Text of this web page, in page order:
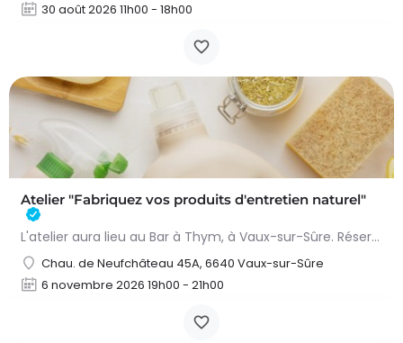
30 août 2026 11h00 - 18h00
Atelier "Fabriquez vos produits d'entretien naturel"
L'atelier aura lieu au Bar à Thym, à Vaux-sur-Sûre. Réservation :
Chau. de Neufchâteau 45A, 6640 Vaux-sur-Sûre
6 novembre 2026 19h00 - 21h00